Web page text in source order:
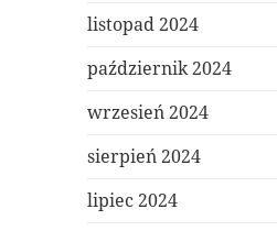
listopad 2024
październik 2024
wrzesień 2024
sierpień 2024
lipiec 2024